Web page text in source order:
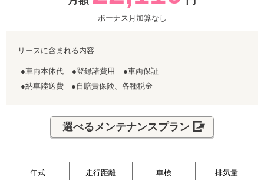
ボーナス月加算なし
リースに含まれる内容
●車両本体代 ●登録諸費用
●車両保証
●納車陸送費 ●自賠責保険、各種税金
選べるメンテナンスプラン
年式
走行距離
車検
排気量